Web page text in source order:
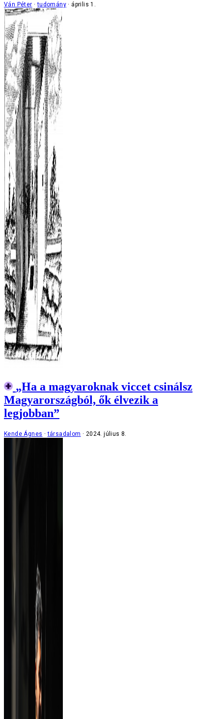
Ván Péter tudomány április 1.
„Ha a magyaroknak viccet csinálsz
Magyarországból, ők élvezik a
legjobban”
Kende Ágnes társadalom 2024. július 8.